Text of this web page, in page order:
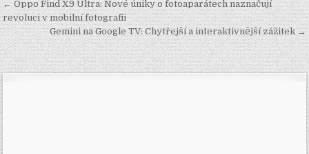
Navigace
pro
příspěvek
← Oppo Find X9 Ultra: Nové úniky o fotoaparátech naznačují
revoluci v mobilní fotografii
Gemini na Google TV: Chytřejší a interaktivnější zážitek →